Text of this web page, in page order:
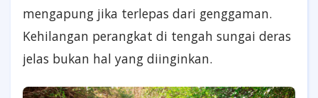
mengapung jika terlepas dari genggaman.
Kehilangan perangkat di tengah sungai deras
jelas bukan hal yang diinginkan.